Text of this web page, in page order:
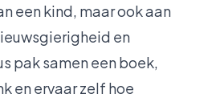
een kind, maar ook aan
en
pak samen een boek,
en ervaar zelf hoe